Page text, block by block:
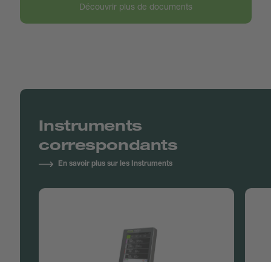
Découvrir plus de documents
Instruments
correspondants
En savoir plus sur les Instruments